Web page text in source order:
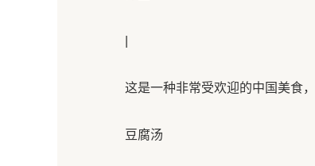
这是一种非常受欢迎的中国美食
豆腐汤